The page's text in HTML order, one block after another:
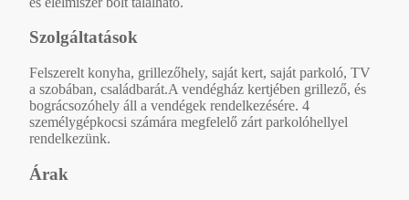
Szolgáltatások
Felszerelt konyha, grillezőhely, saját kert, saját parkoló, TV
a szobában, családbarát.A vendégház kertjében grillező, és
bográcsozóhely áll a vendégek rendelkezésére. 4
személygépkocsi számára megfelelő zárt parkolóhellyel
rendelkezünk.
Árak